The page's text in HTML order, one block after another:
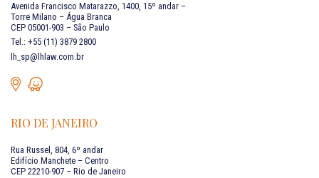
Avenida Francisco Matarazzo, 1400, 15º andar –
Torre Milano – Água Branca
CEP 05001-903 – São Paulo
Tel.: +55 (11) 3879 2800
lh_sp@lhlaw.com.br
RIO DE JANEIRO
Rua Russel, 804, 6º andar
Edifício Manchete – Centro
CEP 22210-907 – Rio de Janeiro